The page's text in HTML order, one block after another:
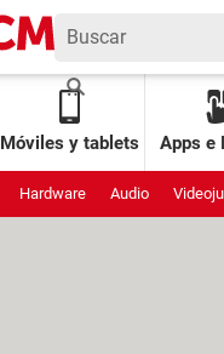
Móviles y tablets Apps e
Hardware Audio